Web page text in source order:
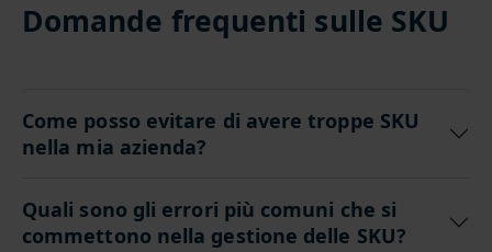
Domande frequenti sulle SKU
Come posso evitare di avere troppe SKU
nella mia azienda?
Quali sono gli errori più comuni che si
commettono nella gestione delle SKU?